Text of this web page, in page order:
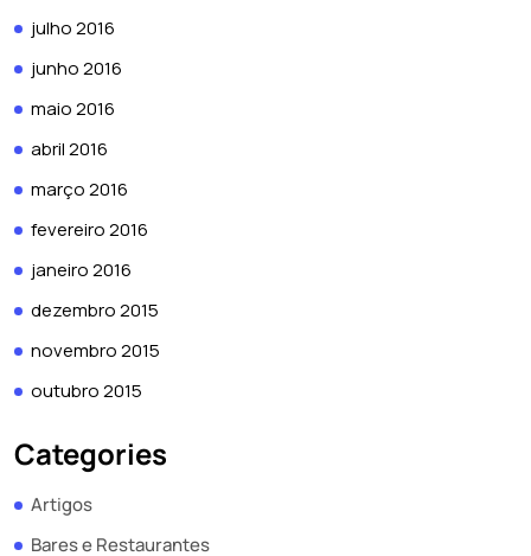
julho 2016
junho 2016
maio 2016
abril 2016
março 2016
fevereiro 2016
janeiro 2016
dezembro 2015
novembro 2015
outubro 2015
Categories
Artigos
Bares e Restaurantes